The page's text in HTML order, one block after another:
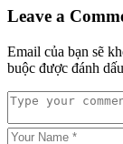
Leave a
Email của bạn sẽ
buộc được đánh dấu